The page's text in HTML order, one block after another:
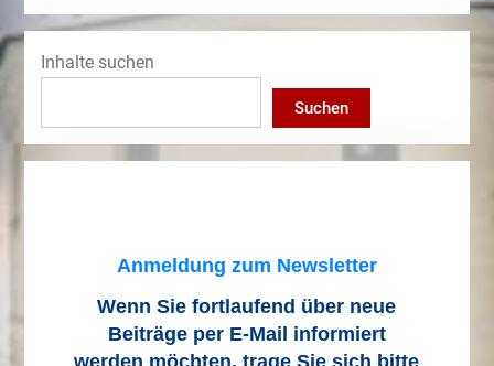
Inhalte suchen
Suchen
Anmeldung zum Newsletter
Wenn Sie fortlaufend über neue
Beiträge per E-Mail informiert